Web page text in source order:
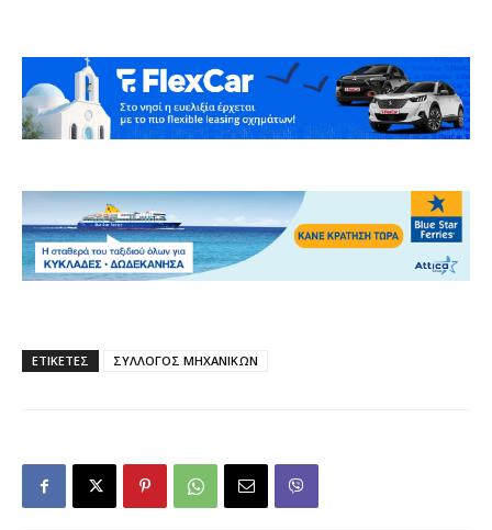
ΕΤΙΚΕΤΕΣ ΣΥΛΛΟΓΟΣ ΜΗΧΑΝΙΚΩΝ